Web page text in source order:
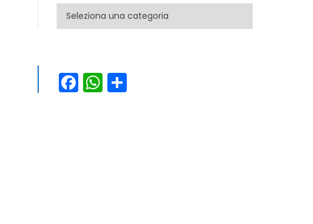
Categorie
Facebook
WhatsApp
Condividi